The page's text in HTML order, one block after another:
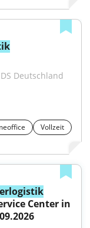
Deutschland
Vollzeit
Center in